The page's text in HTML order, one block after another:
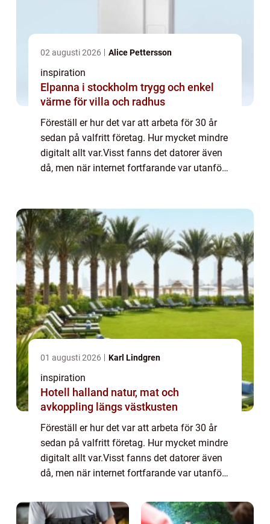
02 augusti 2026 Alice Pettersson
inspiration
Elpanna i stockholm trygg och enkel
värme för villa och radhus
Föreställ er hur det var att arbeta för 30 år
sedan på valfritt företag. Hur mycket mindre
digitalt allt var.Visst fanns det datorer även
då, men när internet fortfarande var utanför
01 augusti 2026 Karl Lindgren
inspiration
Hotell halland natur, mat och
avkoppling längs västkusten
Föreställ er hur det var att arbeta för 30 år
sedan på valfritt företag. Hur mycket mindre
digitalt allt var.Visst fanns det datorer även
då, men när internet fortfarande var utanför
helt annan tid. Allt gick l...